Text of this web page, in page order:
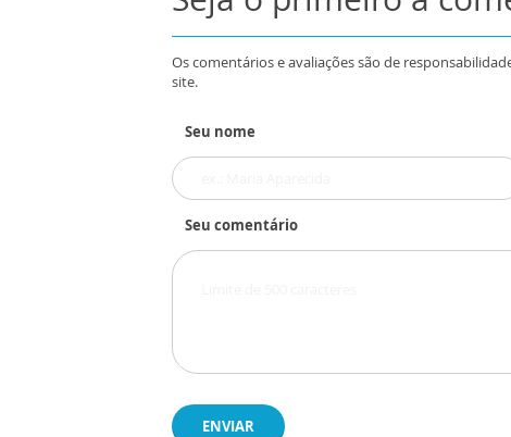
Os comentários e avaliações são de
site.
Seu nome
Seu comentário
ENVIAR